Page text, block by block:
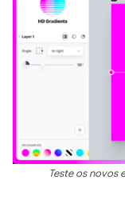
Teste os novos